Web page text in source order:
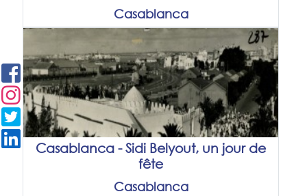
Casablanca
Casablanca - Sidi Belyout, un jour de
fête
Casablanca